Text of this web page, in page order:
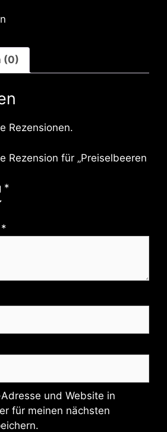
(0)
Rezensionen.
Rezension für „Preiselbeeren
*
*
und Website in
für meinen nächsten